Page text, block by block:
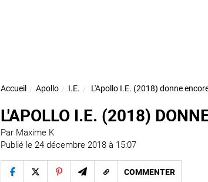
Accueil Apollo I.E. L'Apollo I.E. (2018) donne
L'APOLLO I.E. (2018)
Par Maxime K
Publié le 24 décembre 2018 à 15:07
COMMENTER